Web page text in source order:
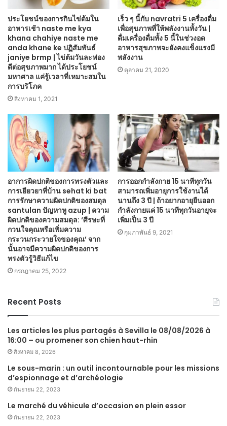
ประโยชน์ของการกินไข่ต้มใน
อาหารเช้า naste me kya
khana chahiye naste me
anda khane ke ปฏิสัมพันธ์
janiye brmp | ไข่ต้มวันละฟอง
ดีต่อสุขภาพมาก ได้ประโยชน์
มหาศาล แค่รู้เวลาที่เหมาะสมใน
การบริโภค
สิงหาคม 1, 2021
เร็ว ๆ นี้กับ navratri 5 เครื่องดื่ม
เพื่อสุขภาพที่ให้พลังงานทั้งวัน |
ดื่มเครื่องดื่มทั้ง 5 นี้ในช่วงอด
อาหารสุขภาพจะยังคงแข็งแรงมี
พลังงาน
ตุลาคม 21, 2020
อาการผิดปกติของการทรงตัวและ
การเยียวยาที่บ้าน sehat ki bat
การรักษาความผิดปกติของสมดุล
santulan ปัญหาหู azup | ความ
ผิดปกติของความสมดุล: ‘ศีรษะที่
กวนใจคุณหรือเพิ่มความ
กระวนกระวายใจของคุณ’ จาก
นั้นอาจมีความผิดปกติของการ
ทรงตัวรู้วิธีแก้ไข
กรกฎาคม 25, 2022
การออกกำลังกาย 15 นาทีทุกวัน
สามารถเพิ่มอายุการใช้งานได้
นานถึง 3 ปี | ถ้าอยากอายุยืนออก
กำลังกายแค่ 15 นาทีทุกวันอายุจะ
เพิ่มเป็น 3 ปี
กุมภาพันธ์ 9, 2021
Recent Posts
Les articles les plus partagés à Sevilla le 08/08/2026 à
16:00 – ou promener son chien haut-rhin
สิงหาคม 8, 2026
Le sous-marin : un outil incontournable pour les missions
d’espionnage et d’archéologie
กันยายน 22, 2023
Le marché du véhicule d’occasion en plein essor
กันยายน 22, 2023